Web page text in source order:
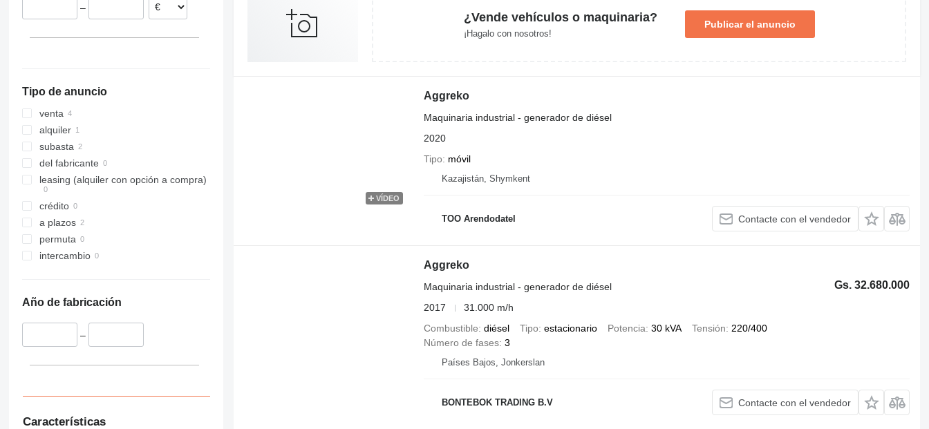
–
Tipo de anuncio
venta
alquiler
subasta
del fabricante
leasing (alquiler con opción a compra)
crédito
a plazos
permuta
intercambio
Año de fabricación
–
Características
¿Vende vehículos o maquinaria?
¡Hagalo con nosotros!
Publicar el anuncio
VÍDEO
Aggreko
Maquinaria industrial - generador de diésel
2020
Tipo
móvil
Kazajistán, Shymkent
TOO Arendodatel Contacte con el vendedor
Aggreko
Gs. 32.680.000
Maquinaria industrial - generador de diésel
2017
31.000 m/h
Combustible diésel Tipo estacionario Potencia 30 kVA Tensión
220/400
Número de fases 3
Países Bajos, Jonkerslan
BONTEBOK TRADING B.V Contacte con el vendedor